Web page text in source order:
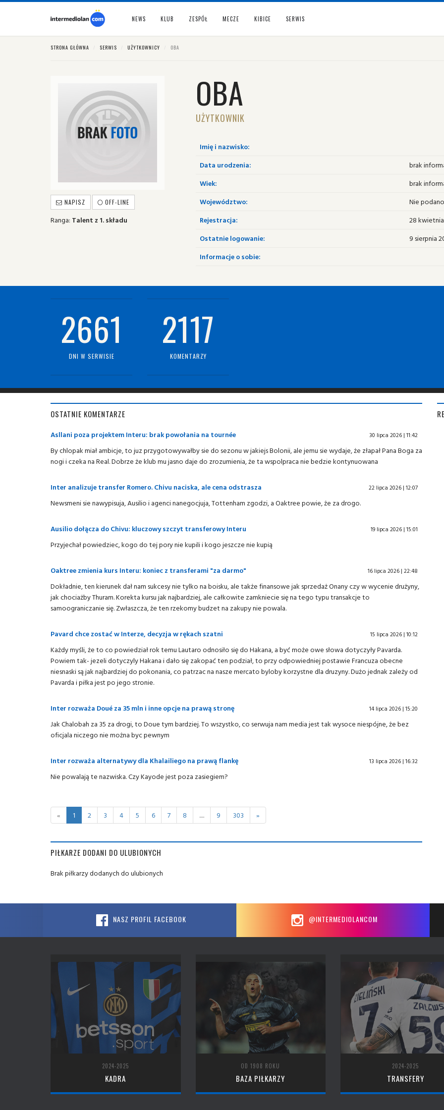
NEWS KLUB ZESPÓŁ MECZE KIBICE SERWIS
STRONA GŁÓWNA SERWIS UŻYTKOWNICY OBA
NAPISZ OFF-LINE
Ranga: Talent z 1. składu
OBA
UŻYTKOWNIK
Imię i nazwisko:
Data urodzenia:
brak
Wiek:
brak
Województwo:
Nie podano
Rejestracja:
28
Ostatnie logowanie:
9 sierpnia
Informacje o sobie:
2661
DNI W SERWISIE
2117
KOMENTARZY
OSTATNIE KOMENTARZE
Asllani poza projektem Interu: brak powołania na tournée 30 lipca 2026 | 11:42
By chlopak miał ambicje, to juz przygotowywałby sie do sezonu w jakiejs Bolonii, ale jemu sie wydaje, że złapał Pana Boga za
nogi i czeka na Real. Dobrze że klub mu jasno daje do zrozumienia, że ta wspolpraca nie bedzie kontynuowana
Inter analizuje transfer Romero. Chivu naciska, ale cena odstrasza 22 lipca 2026 | 12:07
Newsmeni sie nawypisuja, Ausilio i agenci nanegocjuja, Tottenham zgodzi, a Oaktree powie, że za drogo.
Ausilio dołącza do Chivu: kluczowy szczyt transferowy Interu 19 lipca 2026 | 15:01
Przyjechał powiedziec, kogo do tej pory nie kupili i kogo jeszcze nie kupią
Oaktree zmienia kurs Interu: koniec z transferami "za darmo" 16 lipca 2026 | 22:48
Dokładnie, ten kierunek dał nam sukcesy nie tylko na boisku, ale także finansowe jak sprzedaż Onany czy w wycenie drużyny,
jak chociażby Thuram. Korekta kursu jak najbardziej, ale całkowite zamkniecie się na tego typu transakcje to
samoograniczanie się. Zwłaszcza, że ten rzekomy budzet na zakupy nie powala.
Pavard chce zostać w Interze, decyzja w rękach szatni 15 lipca 2026 | 10:12
Każdy myśli, że to co powiedział rok temu Lautaro odnosiło się do Hakana, a być może owe słowa dotyczyły Pavarda.
Powiem tak- jezeli dotyczyly Hakana i dało się zakopać ten podział, to przy odpowiedniej postawie Francuza obecne
niesnaski są jak najbardziej do pokonania, co patrzac na nasze mercato byloby korzystne dla druzyny. Dużo jednak zależy od
Pavarda i piłka jest po jego stronie.
Inter rozważa Doué za 35 mln i inne opcje na prawą stronę 14 lipca 2026 | 15:20
Jak Chalobah za 35 za drogi, to Doue tym bardziej. To wszystko, co serwuja nam media jest tak wysoce niespójne, że bez
oficjala niczego nie można byc pewnym
Inter rozważa alternatywy dla Khalailiego na prawą flankę 13 lipca 2026 | 16:32
Nie powalają te nazwiska. Czy Kayode jest poza zasiegiem?
« 1 2 3 4 5 6 7 8 ..... 9 303 »
PIŁKARZE DODANI DO ULUBIONYCH
Brak piłkarzy dodanych do ulubionych
NASZ PROFIL FACEBOOK @INTERMEDIOLANCOM
2024-2025
KADRA
OD 1908 ROKU
BAZA PIŁKARZY
2024-2025
TRANSFERY